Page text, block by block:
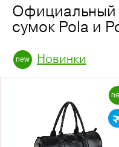
Официальный
сумок Pola и
Новинки